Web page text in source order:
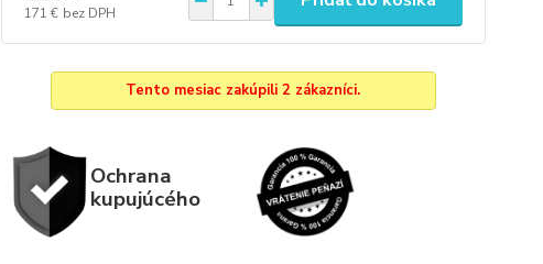
171 € bez DPH
Tento mesiac zakúpili 2 zákazníci.
Ochrana
kupujúcého